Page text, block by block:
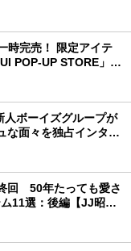
時完売！ 限定アイテ
POP-UP STORE」が
人ボーイズグループが
な面々を独占インタビ
回 50年たっても愛さ
11選：後編【JJ昭和